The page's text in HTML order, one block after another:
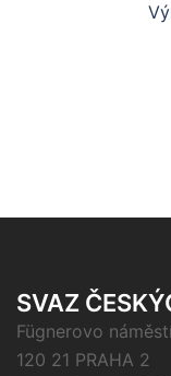
SVAZ
Fügnerovo
120 21 PRAHA 2